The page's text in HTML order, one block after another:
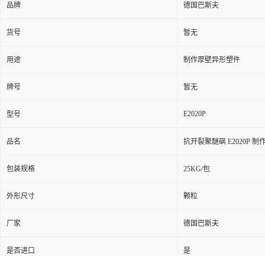
品牌 德国巴斯夫
货号 暂无
用途 制作厚壁异形塑件
牌号 暂无
型号 E2020P
品名 抗开裂聚醚砜 E2020P 制
包装规格 25KG/包
外形尺寸 颗粒
厂家 德国巴斯夫
是否进口 是